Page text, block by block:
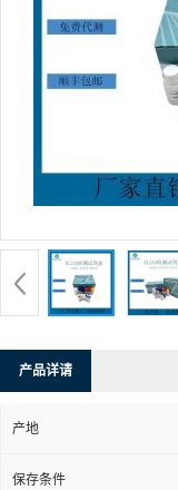
产品详请
产地
保存条件